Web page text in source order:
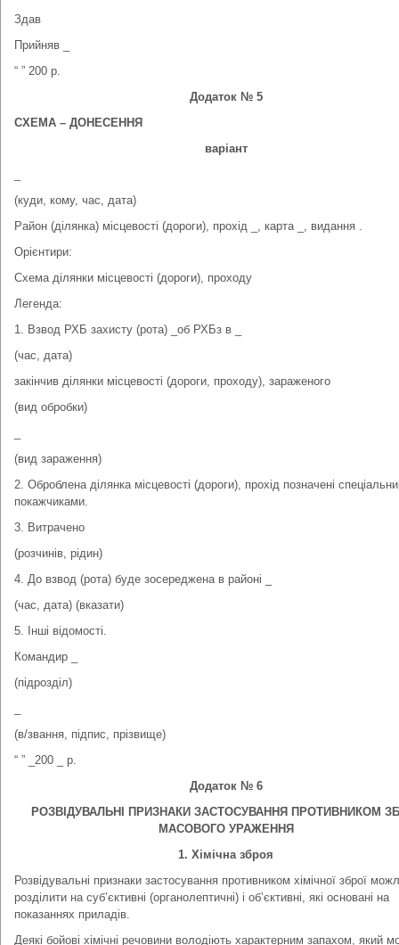
Здав
Прийняв _
“ ” 200 р.
Додаток № 5
СХЕМА – ДОНЕСЕННЯ
варіант
(куди, кому, час, дата)
Район (ділянка) місцевості (дороги), прохід _, карта _, видання .
Орієнтири:
Схема ділянки місцевості (дороги), проходу
Легенда:
1. Взвод РХБ захисту (рота) _об РХБз в _
(час, дата)
закінчив ділянки місцевості (дороги, проходу), зараженого
(вид обробки)
(вид зараження)
2. Оброблена ділянка місцевості (дороги), прохід позначені
покажчиками.
3. Витрачено
(розчинів, рідин)
4. До взвод (рота) буде зосереджена в районі _
(час, дата) (вказати)
5. Інші відомості.
Командир _
(підрозділ)
(в/звання, підпис, прізвище)
“ ” _200 _ р.
Додаток № 6
РОЗВІДУВАЛЬНІ ПРИЗНАКИ ЗАСТОСУВАННЯ ПРОТИВНИКОМ
МАСОВОГО УРАЖЕННЯ
1. Хімічна зброя
Розвідувальні признаки застосування противником хімічної зброї
розділити на суб’єктивні (органолептичні) і об’єктивні, які основані на
показаннях приладів.
Деякі бойові хімічні речовини володіють характерним запахом, який